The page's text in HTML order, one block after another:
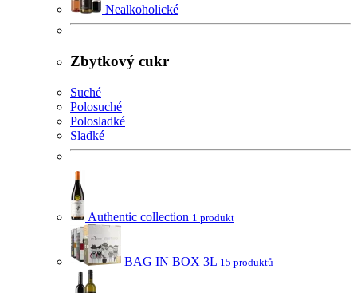
Nealkoholické
Zbytkový cukr
Suché
Polosuché
Polosladké
Sladké
Authentic collection 1 produkt
BAG IN BOX 3L 15 produktů